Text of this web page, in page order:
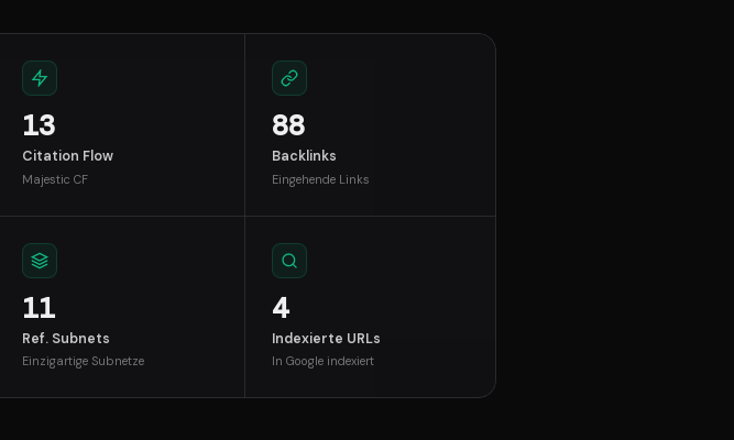
13
Citation Flow
Majestic CF
88
Backlinks
Eingehende Links
11
Ref. Subnets
Einzigartige Subnetze
4
Indexierte URLs
In Google indexiert